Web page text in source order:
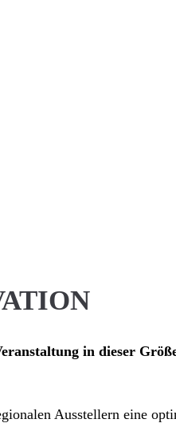
in dieser
Ausstellern eine